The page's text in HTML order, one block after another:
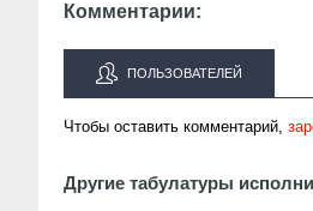
Комментарии:
ПОЛЬЗОВАТЕЛЕЙ
Чтобы оставить комментарий,
Другие табулатуры